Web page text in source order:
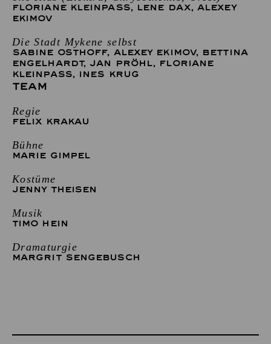
FLORIANE KLEINPASS , LENE DAX,ALEXEY
EKIMOV
Die Stadt Mykene selbst
SABINE OSTHOFF, ALEXEY EKIMOV, BETTINA
ENGELHARDT, JAN PRÖHL, FLORIANE
KLEINPASS
, INES KRUG
TEAM
Regie
FELIX KRAKAU
Bühne
MARIE GIMPEL
Kostüme
JENNY THEISEN
Musik
TIMO HEIN
Dramaturgie
MARGRIT SENGEBUSCH